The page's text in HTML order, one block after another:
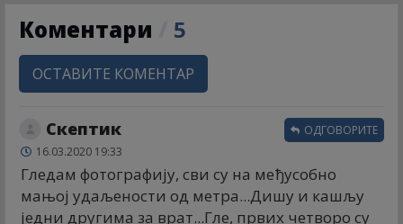
Коментари 5
ОСТАВИТЕ КОМЕНТАР
Скептик
16.03.2020 19:33
Гледам фотографију, сви су на међусобно
мањој удаљености од метра...Дишу и кашљу
једни другима за врат...Гле, првих четворо су
ОДГОВОРИТЕ